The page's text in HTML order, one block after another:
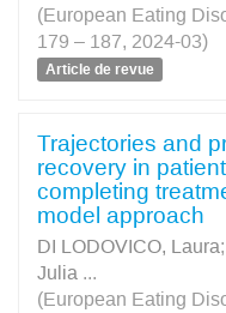
(European Eating
179 – 187, 2024-03)
Article de revue
Trajectories and
recovery in
completing
model approach
DI LODOVICO, Laura;
Julia ...
(European Eating